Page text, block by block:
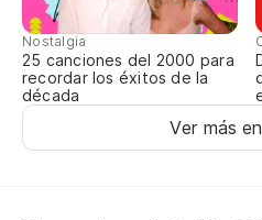
Nostalgia
25 canciones del 2000 para
recordar los éxitos de la
década
Ver más